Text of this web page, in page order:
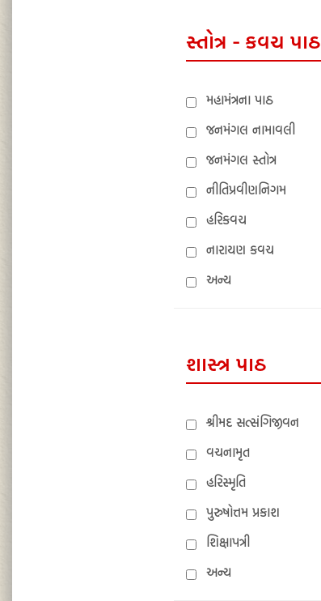
સ્તોત્ર - કવચ પાઠ
મહામંત્રના પાઠ
જનમંગલ નામાવલી
જનમંગલ સ્તોત્ર
નીતિપ્રવીણનિગમ
હરિકવચ
નારાયણ કવચ
અન્ય
શાસ્ત્ર પાઠ
શ્રીમદ સત્સંગિજીવન
વચનામૃત
હરિસ્મૃતિ
પુરુષોત્તમ પ્રકાશ
શિક્ષાપત્રી
અન્ય